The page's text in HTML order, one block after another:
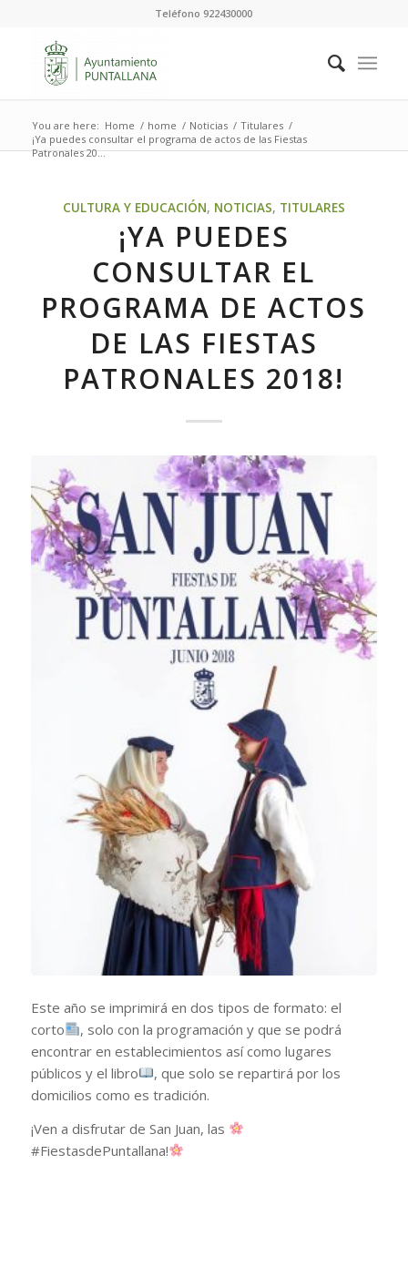
Teléfono 922430000
You are here: Home / home / Noticias / Titulares /
¡Ya puedes consultar el programa de actos de las Fiestas
Patronales 20...
CULTURA Y EDUCACIÓN, NOTICIAS, TITULARES
¡YA PUEDES
CONSULTAR EL
PROGRAMA DE ACTOS
DE LAS FIESTAS
PATRONALES 2018!
Este año se imprimirá en dos tipos de formato: el
corto
, solo con la programación y que se podrá
encontrar en establecimientos así como lugares
públicos y el libro
, que solo se repartirá por los
domicilios como es tradición.
¡Ven a disfrutar de San Juan, las
#FiestasdePuntallana!